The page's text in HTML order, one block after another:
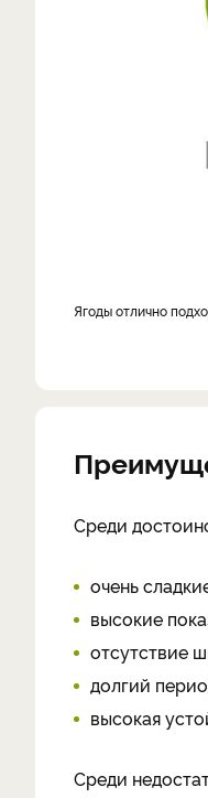
Ягоды отлично
Среди
очень
высокие
отсутствие
долгий
высокая
Среди